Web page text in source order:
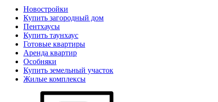
Новостройки
Купить загородный дом
Пентхаусы
Купить таунхаус
Готовые квартиры
Аренда квартир
Особняки
Купить земельный участок
Жилые комплексы